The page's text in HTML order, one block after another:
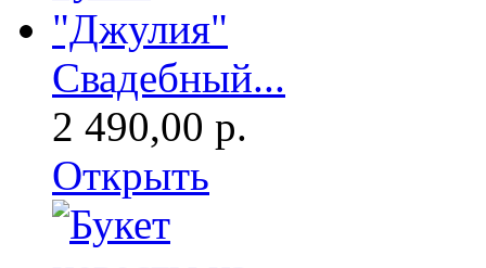
Свадебный...
2 490,00 р.
Открыть